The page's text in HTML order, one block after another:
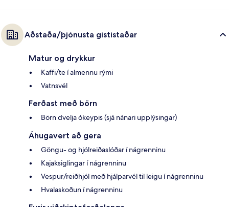
Aðstaða/þjónusta gististaðar
Matur og drykkur
Kaffi/te í almennu rými
Vatnsvél
Ferðast með börn
Börn dvelja ókeypis (sjá nánari upplýsingar)
Áhugavert að gera
Göngu- og hjólreiðaslóðar í nágrenninu
Kajaksiglingar í nágrenninu
Vespur/reiðhjól með hjálparvél til leigu í nágrenninu
Hvalaskoðun í nágrenninu